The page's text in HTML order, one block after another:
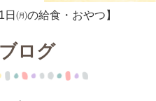
日㈪の給食・おやつ】
ログ